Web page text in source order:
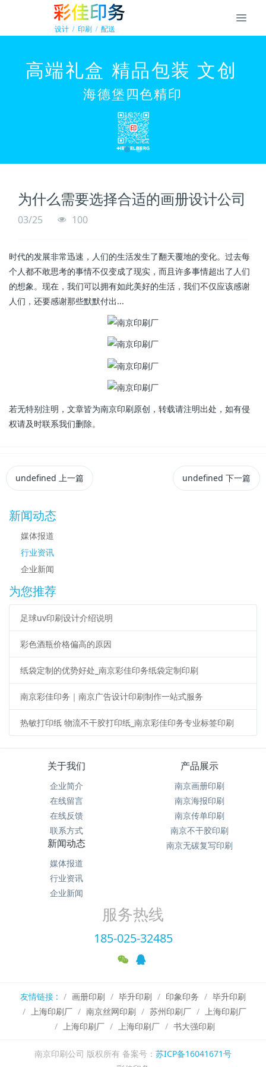
为什么需要选择合适的画册设计公司
03/25 100
时代的发展非常迅速，人们的生活发生了翻天覆地的变化。过去每
个人都不敢思考的事情不仅变成了现实，而且许多事情超出了人们
的想象。现在，我们可以拥有如此美好的生活，我们不仅应该感谢
人们，还要感谢那些默默付出...
若无特别注明，文章皆为南京印刷原创，转载请注明出处，如有侵
权请及时联系我们删除。
undefined 上一篇 undefined 下一篇
新闻动态
媒体报道
行业资讯
企业新闻
为您推荐
足球uv印刷设计介绍说明
彩色酒瓶价格偏高的原因
纸袋定制的优势好处_南京彩佳印务纸袋定制印刷
南京彩佳印务｜南京广告设计印刷制作一站式服务
热敏打印纸 物流不干胶打印纸_南京彩佳印务专业标签印刷
关于我们
企业简介
在线留言
在线反馈
联系方式
产品展示
南京画册印刷
南京海报印刷
南京传单印刷
南京不干胶印刷
南京无碳复写印刷
新闻动态
媒体报道
行业资讯
企业新闻
服务热线
185-025-32485
友情链接 : 画册印刷 毕升印刷 印象印务
毕升印刷
上海印刷厂
南京丝网印刷 苏州印刷厂
上海印刷厂
上海印刷厂
上海印刷厂 书大强印刷
南京印刷公司 版权所有 备案号： 苏ICP备16041671号